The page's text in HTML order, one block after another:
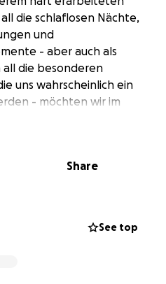
die schlaflosen Nächte,
und
- aber auch als
all die besonderen
uns wahrscheinlich ein
- möchten wir im
Abiball auf
Abiballs stellt uns allerdings
deshalb auf eure
Share
See top